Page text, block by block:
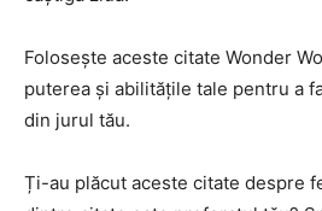
Folosește aceste citate Wonder
puterea și abilitățile tale pentru a
din jurul tău.
Ți-au plăcut aceste citate despre